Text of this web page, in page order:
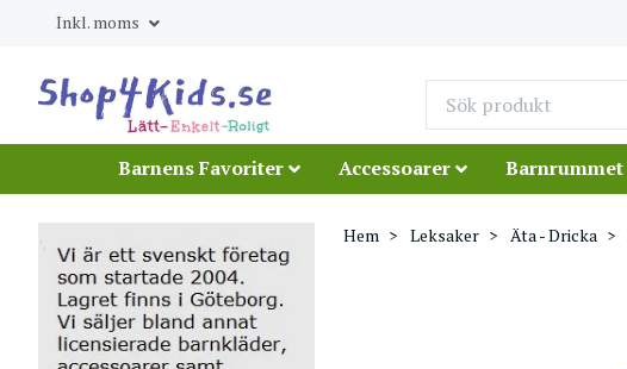
Inkl. moms
Barnens Favoriter Accessoarer Barnrummet
Hem Leksaker Äta - Dricka